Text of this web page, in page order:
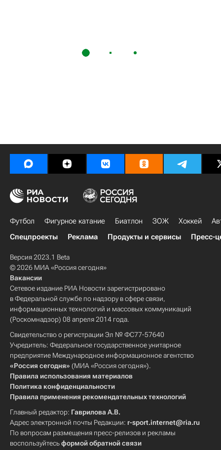
Футбол Фигурное катание Биатлон ЗОЖ Хоккей
Спецпроекты
Реклама Продукты и сервисы Пресс-
Версия 2023.1 Beta
© 2026 МИА «Россия сегодня»
Вакансии
Сетевое издание РИА Новости зарегистрировано
в Федеральной службе по надзору в сфере связи,
информационных технологий и массовых коммуникаций
(Роскомнадзор) 08 апреля 2014 года.
Свидетельство о регистрации Эл № ФС77-57640
Учредитель: Федеральное государственное унитарное
предприятие Международное информационное агентство
«Россия сегодня» (МИА «Россия сегодня»).
Правила использования материалов
Политика конфиденциальности
Правила применения рекомендательных технологий
Главный редактор: Гаврилова А.В.
Адрес электронной почты Редакции: r-sport.internet@ria.ru
По вопросам размещения пресс-релизов и рекламы
воспользуйтесьформой обратной связи